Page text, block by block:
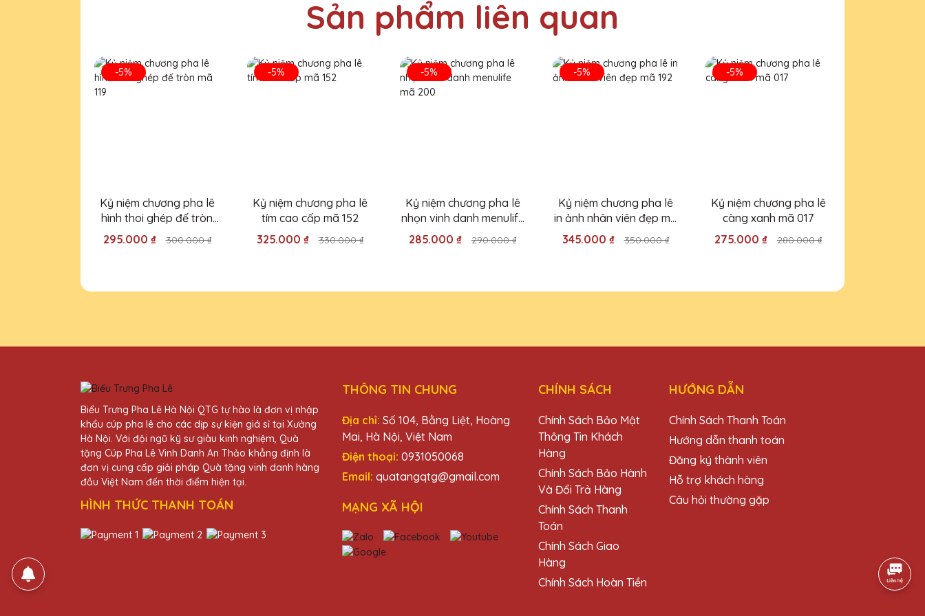
Mẫu mã cúp pha lê tại Quà Tặng Pha Lê QTG rất đa dạng, luôn có những thiết kế độc đáo và đẹp mắt.
Sản phẩm liên quan
-5%
Kỷ niệm chương pha lê
hình thoi ghép đế tròn
mã 119
295.000 ₫ 300.000 ₫
-5%
Kỷ niệm chương pha lê
tím cao cấp mã 152
325.000 ₫
330.000 ₫
-5%
Kỷ niệm chương pha lê
nhọn vinh danh menulife
mã 200
285.000 ₫ 290.000 ₫
-5%
Kỷ niệm chương pha lê
in ảnh nhân viên đẹp mã
192
345.000 ₫ 350.000 ₫
-5%
Kỷ niệm chương pha lê
càng xanh mã 017
275.000 ₫
280.000 ₫
Biểu Trưng Pha Lê Hà Nội QTG tự hào là đơn vị nhập
khẩu cúp pha lê cho các dịp sự kiện giá sỉ tại Xưởng
Hà Nội. Với đội ngũ kỹ sư giàu kinh nghiệm, Quà
tặng Cúp Pha Lê Vinh Danh An Thảo khẳng định là
đơn vị cung cấp giải pháp Quà tặng vinh danh hàng
đầu Việt Nam đến thời điểm hiện tại.
HÌNH THỨC THANH TOÁN
THÔNG TIN CHUNG
Địa chỉ: Số 104, Bằng Liệt, Hoàng
Mai, Hà Nội, Việt Nam
Điện thoại: 0931050068
Email: quatangqtg@gmail.com
MẠNG XÃ HỘI
CHÍNH SÁCH
Chính Sách Bảo Mật
Thông Tin Khách
Hàng
Chính Sách Bảo Hành
Và Đổi Trả Hàng
Chính Sách Thanh
Toán
Chính Sách Giao
Hàng
Chính Sách Hoàn Tiền
HƯỚNG DẪN
Chính Sách Thanh Toán
Hướng dẫn thanh toán
Đăng ký thành viên
Hỗ trợ khách hàng
Câu hỏi thường gặp